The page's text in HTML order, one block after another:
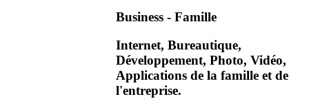
Business - Famille
Internet, Bureautique,
Développement, Photo, Vidéo,
Applications de la famille et de
l'entreprise.